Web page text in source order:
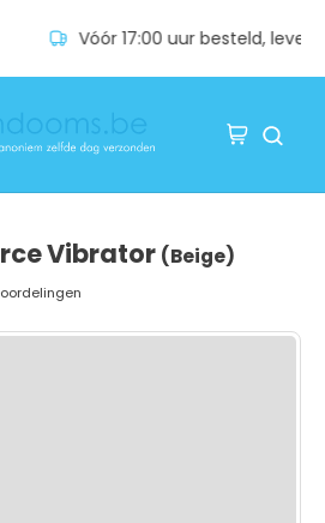
uur besteld, levering volgende dag
Vibrator (Beige)